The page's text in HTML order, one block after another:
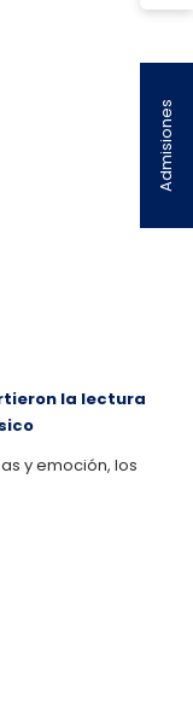
la lectura
y emoción, los
Admisiones